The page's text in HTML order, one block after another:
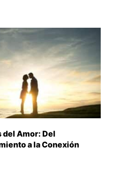
del Amor: Del
a la Conexión